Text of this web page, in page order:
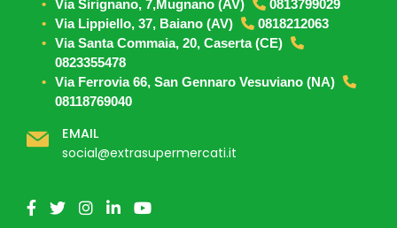
Via Sirignano, 7,Mugnano (AV)
0813799029
Via Lippiello, 37, Baiano (AV)
0818212063
Via Santa Commaia, 20, Caserta (CE)
0823355478
Via Ferrovia 66, San Gennaro Vesuviano (NA)
08118769040
EMAIL
social@extrasupermercati.it